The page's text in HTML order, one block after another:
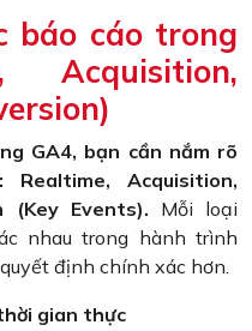
báo cáo trong
Acquisition,
GA4, bạn cần nắm rõ
Acquisition,
(Key Events). Mỗi loại
nhau trong hành trình
định chính xác hơn.
gian thực